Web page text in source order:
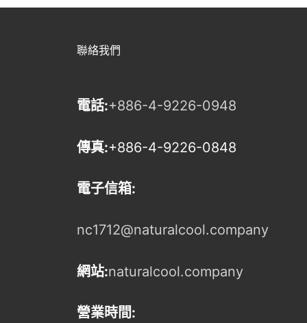
聯絡我們
電話:+886-4-9226-0948
傳真:+886-4-9226-0848
電子信箱:
nc1712@naturalcool.company
網站:naturalcool.company
營業時間: